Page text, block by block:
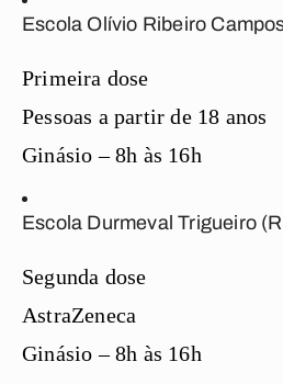
Escola Olívio Ribeiro
Primeira dose
Pessoas a partir de 18 anos
Ginásio – 8h às 16h
Escola Durmeval Trigueiro
Segunda dose
AstraZeneca
Ginásio – 8h às 16h